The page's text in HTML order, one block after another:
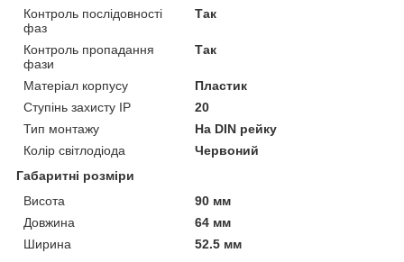
Контроль послідовності
фаз
Так
Контроль пропадання
фази
Так
Матеріал корпусу
Пластик
Ступінь захисту IP
20
Тип монтажу
На DIN рейку
Колір світлодіода
Червоний
Габаритні розміри
Висота
90 мм
Довжина
64 мм
Ширина
52.5 мм